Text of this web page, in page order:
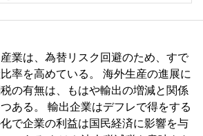
業は、為替リスク回避のため、すで
率を高めている。 海外生産の進展に
の有無は、もはや輸出の増減と関係
ある。 輸出企業はデフレで得をする
で企業の利益は国民経済に影響を与